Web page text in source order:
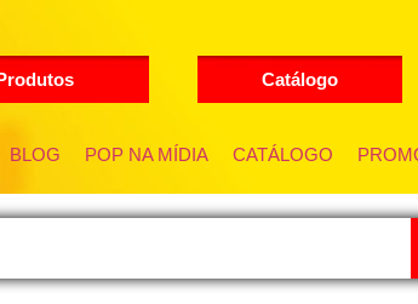
Catálogo
BLOG POP NA MÍDIA CATÁLOGO